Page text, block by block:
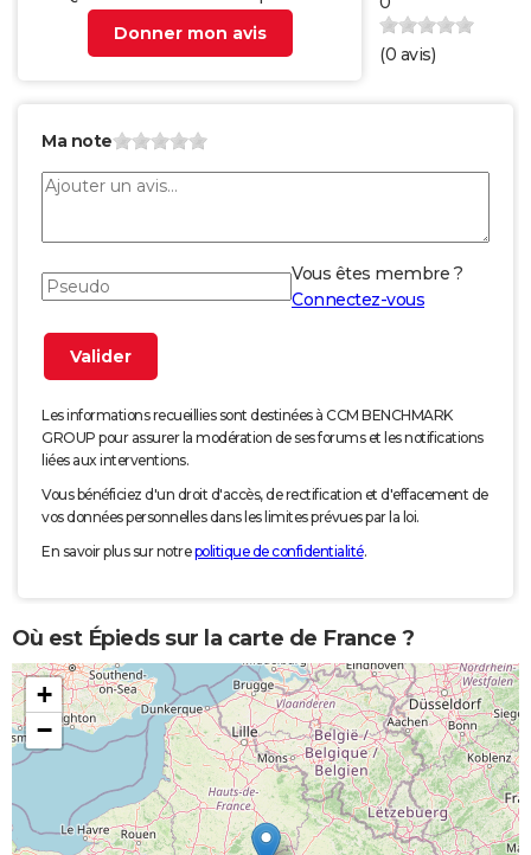
Donner mon avis
(0 avis)
Ma note
Vous êtes membre ?
Connectez-vous
Les informations recueillies sont destinées à CCM BENCHMARK
GROUP pour assurer la modération de ses forums et les notifications
liées aux interventions.
Vous bénéficiez d'un droit d'accès, de rectification et d'effacement de
vos données personnelles dans les limites prévues par la loi.
En savoir plus sur notrepolitique de confidentialité.
Où est Épieds sur la carte de France ?
+
−